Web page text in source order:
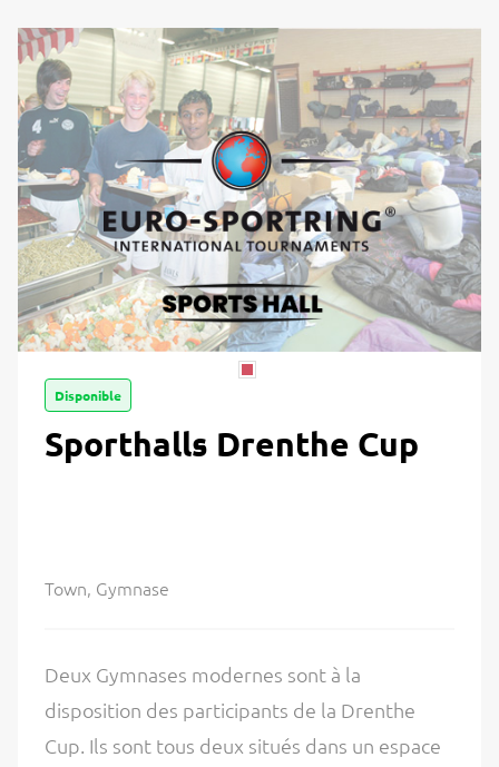
Disponible
Sporthalls Drenthe Cup
Town, Gymnase
Deux Gymnases modernes sont à la
disposition des participants de la Drenthe
Cup. Ils sont tous deux situés dans un espace